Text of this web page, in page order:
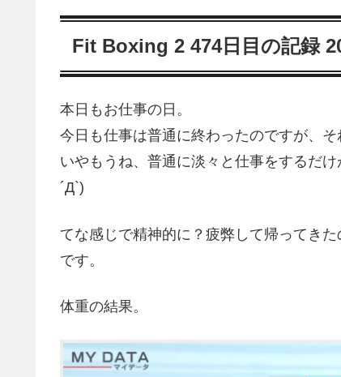
Fit Boxing 2 474日目の記録
本日もお仕事の日。
今日も仕事は普通に終わったのですが、
いやもうね、普通に淡々と仕事をするだ
´Д`)
てな感じで精神的に？疲弊して帰ってき
です。
体重の結果。